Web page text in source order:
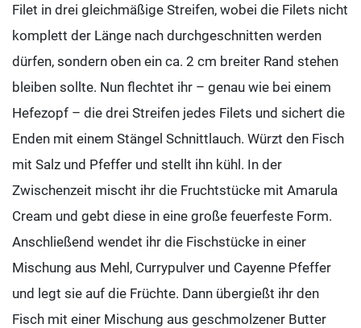
Filet in drei gleichmäßige Streifen, wobei die Filets nicht
komplett der Länge nach durchgeschnitten werden
dürfen, sondern oben ein ca. 2 cm breiter Rand stehen
bleiben sollte. Nun flechtet ihr – genau wie bei einem
Hefezopf – die drei Streifen jedes Filets und sichert die
Enden mit einem Stängel Schnittlauch. Würzt den Fisch
mit Salz und Pfeffer und stellt ihn kühl. In der
Zwischenzeit mischt ihr die Fruchtstücke mit Amarula
Cream und gebt diese in eine große feuerfeste Form.
Anschließend wendet ihr die Fischstücke in einer
Mischung aus Mehl, Currypulver und Cayenne Pfeffer
und legt sie auf die Früchte. Dann übergießt ihr den
Fisch mit einer Mischung aus geschmolzener Butter